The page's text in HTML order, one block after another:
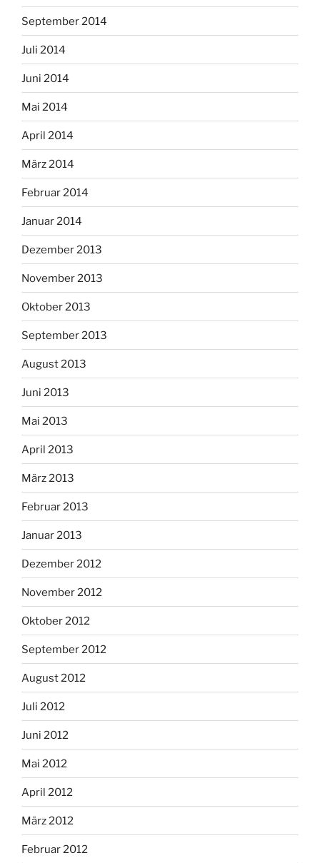
September 2014
Juli 2014
Juni 2014
Mai 2014
April 2014
März 2014
Februar 2014
Januar 2014
Dezember 2013
November 2013
Oktober 2013
September 2013
August 2013
Juni 2013
Mai 2013
April 2013
März 2013
Februar 2013
Januar 2013
Dezember 2012
November 2012
Oktober 2012
September 2012
August 2012
Juli 2012
Juni 2012
Mai 2012
April 2012
März 2012
Februar 2012